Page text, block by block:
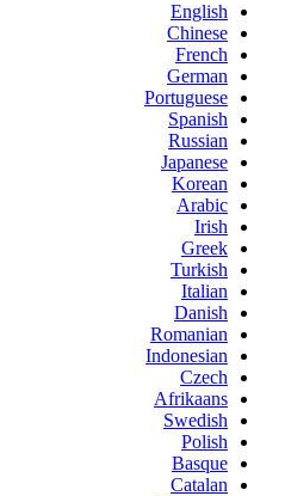
English
Chinese
French
German
Portuguese
Spanish
Russian
Japanese
Korean
Arabic
Irish
Greek
Turkish
Italian
Danish
Romanian
Indonesian
Czech
Afrikaans
Swedish
Polish
Basque
Catalan